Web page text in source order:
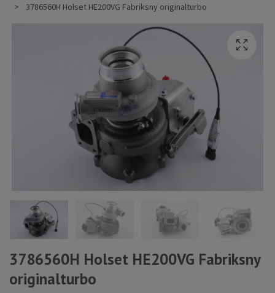
3786560H Holset HE200VG Fabriksny originalturbo
3786560H Holset HE200VG Fabriksny
originalturbo